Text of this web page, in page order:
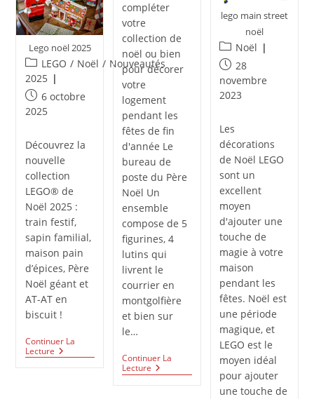
Lego noël 2025
Post
category:
LEGO / Noël / Nouveautés
2025
Publication
publiée :
6 octobre
2025
Découvrez la
nouvelle
collection
LEGO® de
Noël 2025 :
train festif,
sapin familial,
maison pain
d’épices, Père
Noël géant et
AT-AT en
biscuit !
Continuer La
LectureLes
Nouveaux
compléter
votre
collection de
noël ou bien
pour décorer
votre
logement
pendant les
fêtes de fin
d'année Le
bureau de
poste du Père
Noël Un
ensemble
compose de 5
figurines, 4
lutins qui
livrent le
courrier en
montgolfière
et bien sur
le…
Continuer La
Lecture Les
Sets
lego main street
noël
Post
category:
Noël
Publication
publiée :
28
novembre
2023
Les
décorations
de Noël LEGO
sont un
excellent
moyen
d'ajouter une
touche de
magie à votre
maison
pendant les
fêtes. Noël est
une période
magique, et
LEGO est le
moyen idéal
pour ajouter
une touche de